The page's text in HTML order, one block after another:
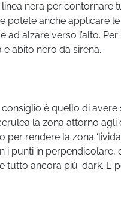
nera per contornare
anche applicare
alzare verso l’alto.
abito nero da sirena.
è quello di
la zona attorno
rendere la zona
punti in perpendicolare,
ancora più ‘dark’. E